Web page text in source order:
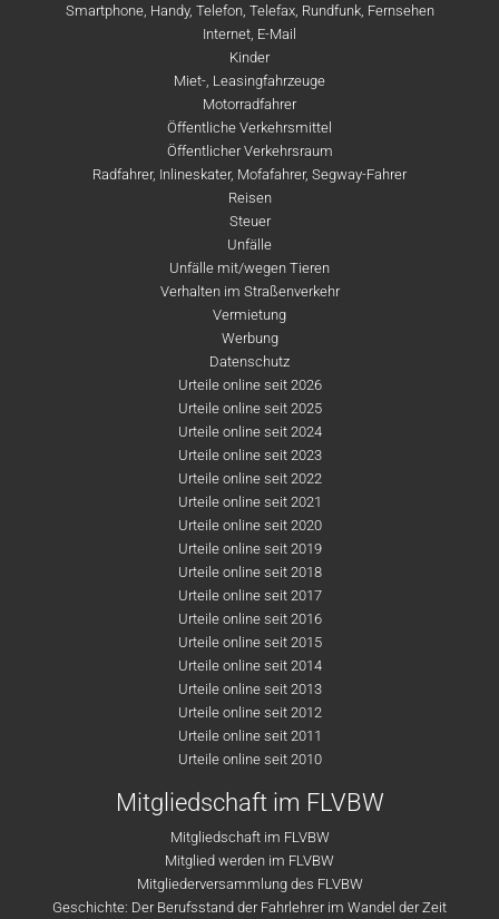
Smartphone, Handy, Telefon, Telefax, Rundfunk, Fernsehen
Internet, E-Mail
Kinder
Miet-, Leasingfahrzeuge
Motorradfahrer
Öffentliche Verkehrsmittel
Öffentlicher Verkehrsraum
Radfahrer, Inlineskater, Mofafahrer, Segway-Fahrer
Reisen
Steuer
Unfälle
Unfälle mit/wegen Tieren
Verhalten im Straßenverkehr
Vermietung
Werbung
Datenschutz
Urteile online seit 2026
Urteile online seit 2025
Urteile online seit 2024
Urteile online seit 2023
Urteile online seit 2022
Urteile online seit 2021
Urteile online seit 2020
Urteile online seit 2019
Urteile online seit 2018
Urteile online seit 2017
Urteile online seit 2016
Urteile online seit 2015
Urteile online seit 2014
Urteile online seit 2013
Urteile online seit 2012
Urteile online seit 2011
Urteile online seit 2010
Mitgliedschaft im FLVBW
Mitgliedschaft im FLVBW
Mitglied werden im FLVBW
Mitgliederversammlung des FLVBW
Geschichte: Der Berufsstand der Fahrlehrer im Wandel der Zeit